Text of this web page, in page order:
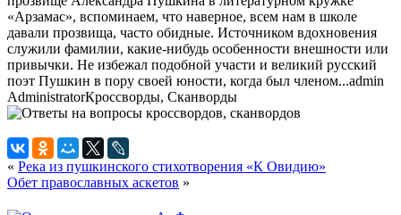
«Арзамас», вспоминаем, что наверное, всем нам в школе
давали прозвища, часто обидные. Источником вдохновения
служили фамилии, какие-нибудь особенности внешности или
привычки. Не избежал подобной участи и великий русский
поэт Пушкин в пору своей юности, когда был членом...admin
AdministratorКроссворды, Сканворды
« Река из пушкинского стихотворения «К Овидию»
Обет православных аскетов »